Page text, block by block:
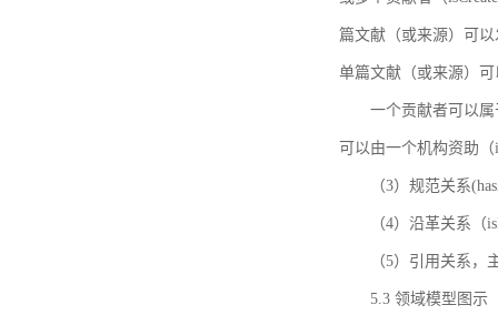
篇文献（或来源）可
单篇文献（或来源）可
一个贡献者可以
可以由一个机构资助（
（3）规范关系
（4）沿革关系
（5）引用关系，
5.3 领域模型图示